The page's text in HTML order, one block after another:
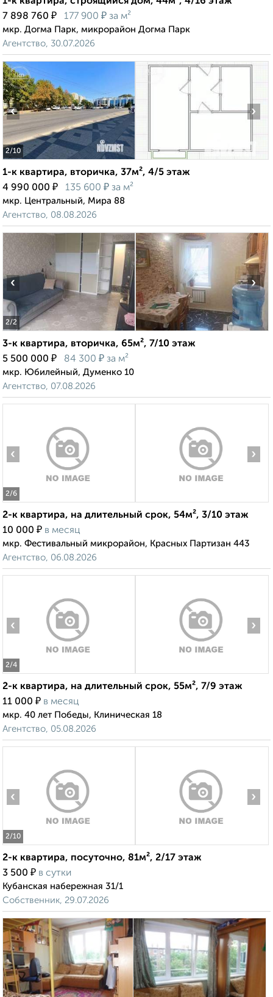
7 898 760 ₽ 177 900 ₽ за м²
мкр. Догма Парк, микрорайон Догма Парк
Агентство, 30.07.2026
2/10
‹ ›
1-к квартира, вторичка, 37м², 4/5 этаж
4 990 000 ₽ 135 600 ₽ за м²
мкр. Центральный, Мира 88
Агентство, 08.08.2026
2/2
‹ ›
3-к квартира, вторичка, 65м², 7/10 этаж
5 500 000 ₽ 84 300 ₽ за м²
мкр. Юбилейный, Думенко 10
Агентство, 07.08.2026
2/6
‹ ›
2-к квартира, на длительный срок, 54м², 3/10 этаж
10 000 ₽ в месяц
мкр. Фестивальный микрорайон, Красных Партизан 443
Агентство, 06.08.2026
2/4
‹ ›
2-к квартира, на длительный срок, 55м², 7/9 этаж
11 000 ₽ в месяц
мкр. 40 лет Победы, Клиническая 18
Агентство, 05.08.2026
2/10
‹ ›
2-к квартира, посуточно, 81м², 2/17 этаж
3 500 ₽ в сутки
Кубанская набережная 31/1
Собственник, 29.07.2026